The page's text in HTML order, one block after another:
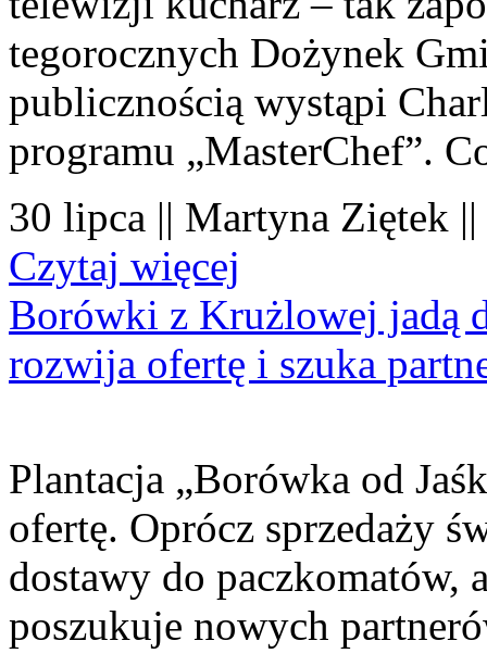
tegorocznych Dożynek
publicznością wystąpi
programu „MasterChef”.
30 lipca || Martyna Ziętek
Czytaj więcej
Borówki z Krużlowej jadą
rozwija ofertę i szuka
Plantacja „Borówka od
ofertę. Oprócz sprzedaży
dostawy do paczkomatów,
poszukuje nowych